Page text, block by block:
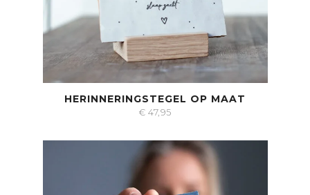
HERINNERINGSTEGEL OP MAAT
€ 47,95